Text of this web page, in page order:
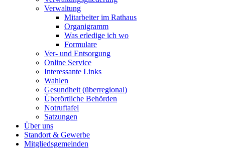
Verwaltung
Mitarbeiter im Rathaus
Organigramm
Was erledige ich wo
Formulare
Ver- und Entsorgung
Online Service
Interessante Links
Wahlen
Gesundheit (überregional)
Überörtliche Behörden
Notruftafel
Satzungen
Über uns
Standort & Gewerbe
Mitgliedsgemeinden